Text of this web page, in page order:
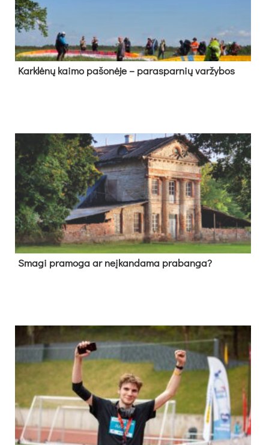
Kark­lė­nų kai­mo pa­šo­nė­je – pa­ras­par­nių var­žy­bos
Sma­gi pra­mo­ga ar neį­kan­da­ma pra­ban­ga?